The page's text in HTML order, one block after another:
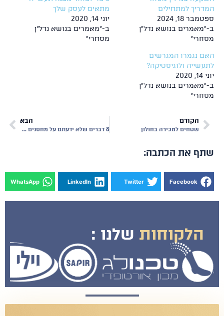
למתחילים
18, 2024
בנושא נדל"ן
מתאים לעסק שלך
ב-"מאמרים בנושא נדל"ן
מסחרי"
נגמרו המגרשים
ולוגיסטיקה?
בנושא נדל"ן
הקודם
שטחים למכירה בחולון 8 דברים שלא ידעתם על מחסנים לוגיסטיים
את הכתבה:
Facebook
Twitter
LinkedIn
WhatsApp
הלקוחותשלנו :